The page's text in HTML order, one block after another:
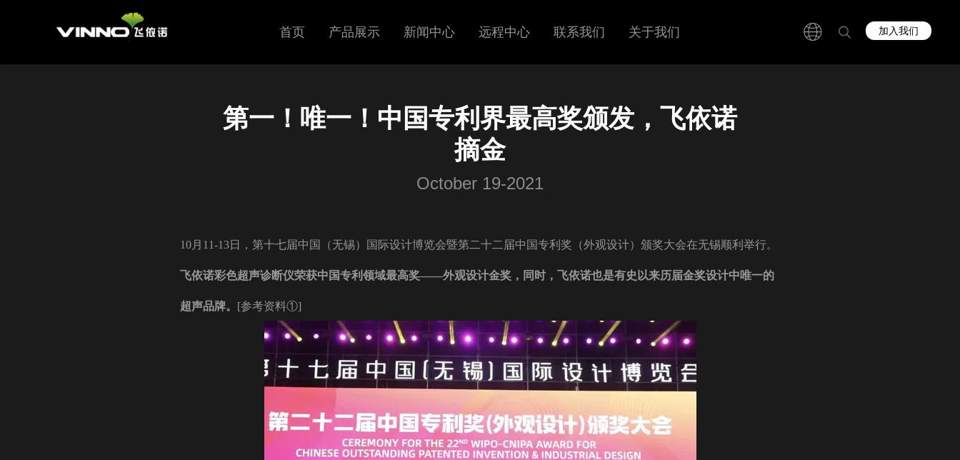
加入我们
首页 产品展示
呼吸机
新闻中心
新闻中心
远程中心 联系我们 关于我们
第一！唯一！中国专利界最高奖颁发，飞依诺
摘金
October 19-2021
​10月11-13日，第十七届中国（无锡）国际设计博览会暨第二十二届中国专利奖（外观设计）颁奖大会在无锡顺利举行。
飞依诺彩色超声诊断仪荣获中国专利领域最高奖——外观设计金奖，同时，飞依诺也是有史以来历届金奖设计中唯一的
超声品牌。 [参考资料①]